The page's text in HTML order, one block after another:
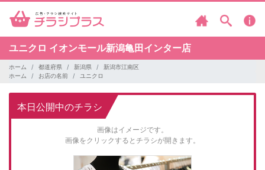
ユニクロ イオンモール新潟亀田インター店
ホーム 都道府県 新潟県
新潟市江南区
ホーム
お店の名前 ユニクロ
本日公開中のチラシ
画像はイメージです。
画像をクリックするとチラシが開きます。